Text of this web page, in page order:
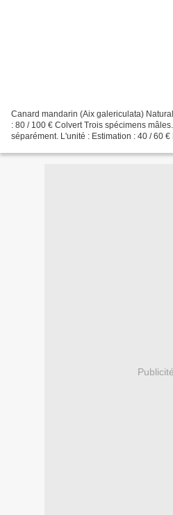
Canard mandarin (Aix galericulata)
: 80 / 100 € Colvert Trois spécimens
séparément. L'unité : Estimation : 40 / 60 €
Publicité